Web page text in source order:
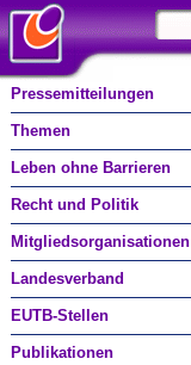
Pressemitteilungen
Themen
Leben ohne Barrieren
Recht und Politik
Mitgliedsorganisationen
Landesverband
EUTB-Stellen
Publikationen